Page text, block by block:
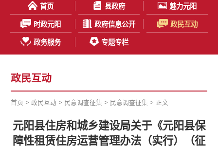
首页 县政府 魅力元阳
时政元阳 政府信息公开 政民互动
政务服务 专题专栏
政民互动
首页 >政民互动 > 民意调查征集 > 民意调查征集 > 正文
元阳县住房和城乡建设局关于《元阳县保
障性租赁住房运营管理办法（实行）（征